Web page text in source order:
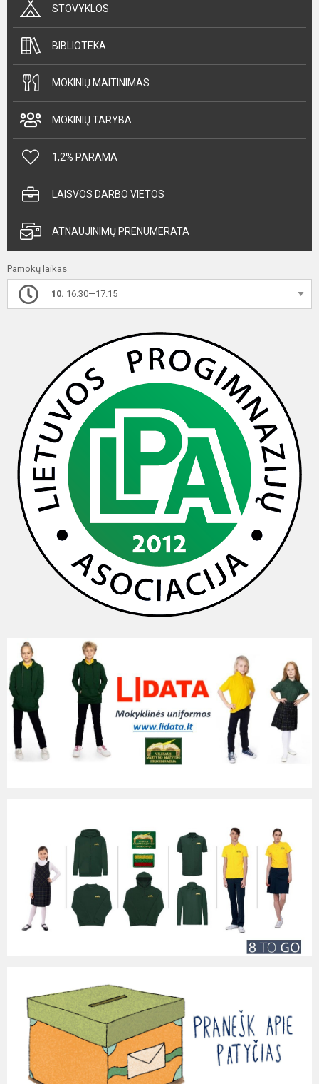
STOVYKLOS
BIBLIOTEKA
MOKINIŲ MAITINIMAS
MOKINIŲ TARYBA
1,2% PARAMA
LAISVOS DARBO VIETOS
ATNAUJINIMŲ PRENUMERATA
Pamokų laikas
10. 16.30—17.15